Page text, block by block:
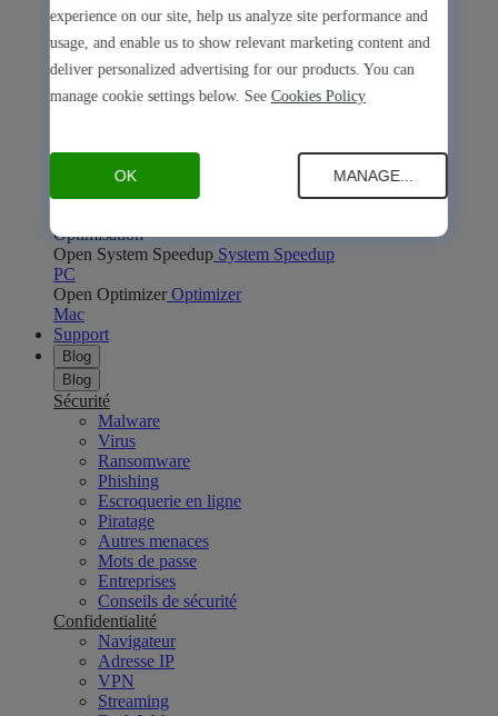
Open Safe ShoppingSafe Shopping
Open Avira Browser SafetyAvira Browser Safety
PCMac
Confidentialité en ligne
Open Password Manager
Password Manager
Android
Open Avira Secure Browser
Avira Secure Browser
Optimisation
Open System Speedup System Speedup
PC
Open Optimizer Optimizer
Mac
Support
Blog
Blog
Sécurité
Malware
Virus
Ransomware
Phishing
Escroquerie en ligne
Piratage
Autres menaces
Mots de passe
Entreprises
Conseils de sécurité
Confidentialité
Navigateur
Adresse IP
VPN
Streaming
experience on our site, help us analyze site performance and
usage, and enable us to show relevant marketing content and
deliver personalized advertising for our products. You can
manage cookie settings below. See Cookies Policy
OK MANAGE...